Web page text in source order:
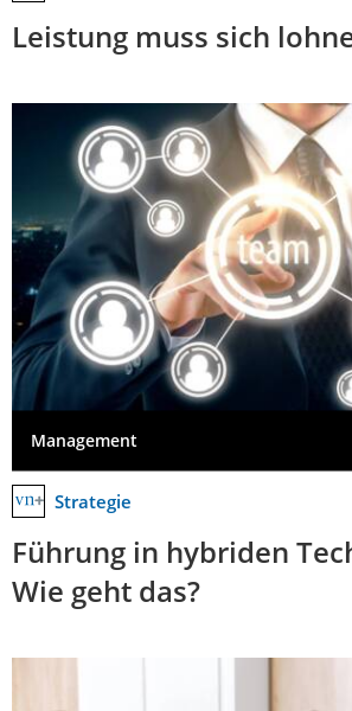
Leistung muss sich
Management
Strategie
Führung in hybriden
Wie geht das?